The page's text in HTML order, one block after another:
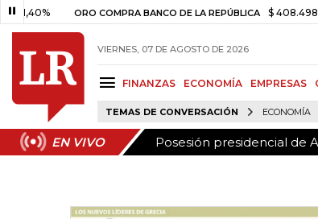
ORO COMPRA BANCO DE LA REPÚBLICA $ 408.498,97 +$
VIERNES, 07 DE AGOSTO DE 2026
FINANZAS ECONOMÍA EMPRESAS
TEMAS DE CONVERSACIÓN ECONOMÍA
EN VIVO Posesión presidencial de
EN VIVO Posesión presidencial de